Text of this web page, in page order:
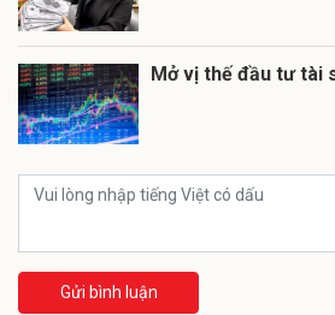
Mở vị thế đầu tư tài
Gửi bình luận